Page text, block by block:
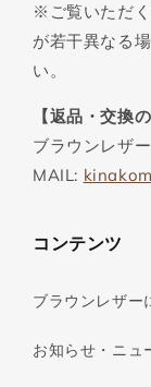
※ご覧いただ
が若干異なる
い。
【返品・交換
ブラウンレザー
MAIL:
コンテンツ
ブラウンレザー
お知らせ・ニュ